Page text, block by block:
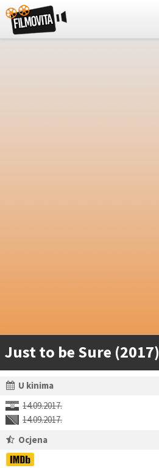
Just to be Sure (2017)
U kinima
14.09.2017.
14.09.2017.
Ocjena